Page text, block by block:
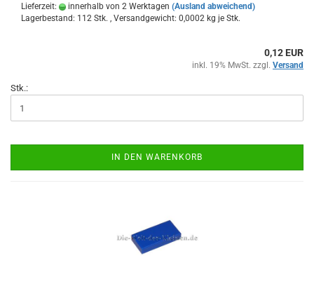
Lieferzeit:
innerhalb von 2 Werktagen (Ausland abweichend)
Lagerbestand: 112 Stk. , Versandgewicht: 0,0002 kg je Stk.
0,12 EUR
inkl. 19% MwSt. zzgl. Versand
Stk.:
IN DEN WARENKORB